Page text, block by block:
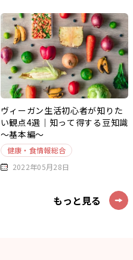
ヴィーガン生活初心者が知りた
い観点4選｜知って得する豆知識
～基本編～
健康・食情報総合
2022年05月28日
もっと見る